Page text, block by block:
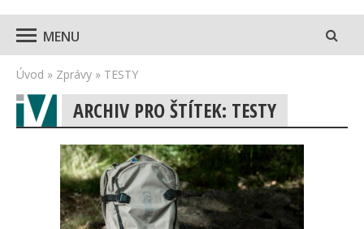
MENU
Úvod » Zprávy » TESTY
ARCHIV PRO ŠTÍTEK: TESTY